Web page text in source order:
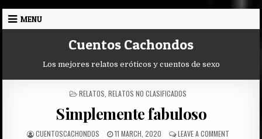
Skip
MENU
Cuentos Cachondos
Los mejores relatos eróticos y cuentos de sexo
POSTED
RELATOS RELATOS NO CLASIFICADOS
Simplemente fabuloso
AUTHOR:
CUENTOSCACHONDOS
PUBLISHED
11 MARCH, 2020 LEAVE A COMMENT